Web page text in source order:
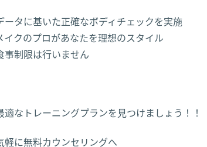
タに基いた正確なボディチェックを実施
クのプロがあなたを理想のスタイル
制限は行いません
適なトレーニングプランを見つけましょう！！
軽に無料カウンセリングへ